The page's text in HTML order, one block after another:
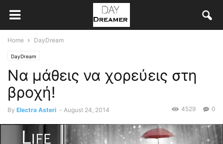
Home DayDream
DayDream
Να μάθεις να χορεύεις στη
βροχή!
By Electra Asteri - August 24, 2014 0
4529